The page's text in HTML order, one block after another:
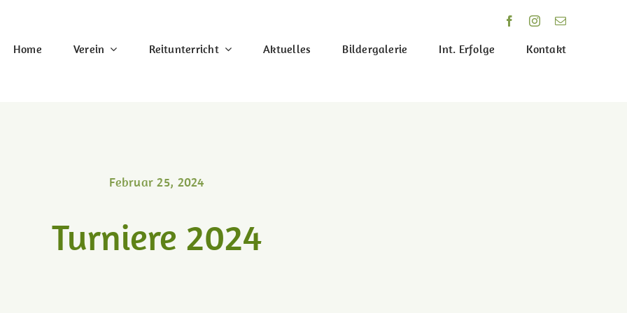
Home Verein Reitunterricht Aktuelles Bildergalerie Int. Erfolge Kontakt
Februar 25, 2024
Turniere 2024